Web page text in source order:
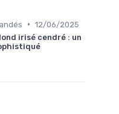
• 12/06/2025
irisé cendré : un